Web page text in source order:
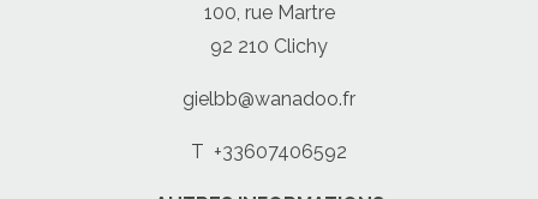
100, rue Martre
92 210 Clichy
gielbb@wanadoo.fr
T +33607406592